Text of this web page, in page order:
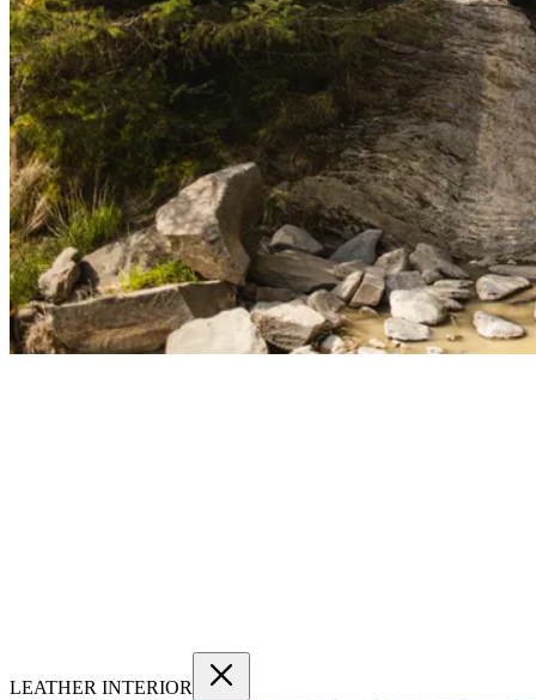
LEATHER INTERIOR